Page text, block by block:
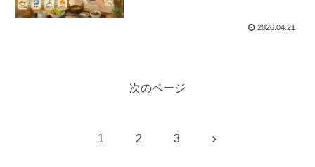
2026.04.21
次のページ
1 2 3 次